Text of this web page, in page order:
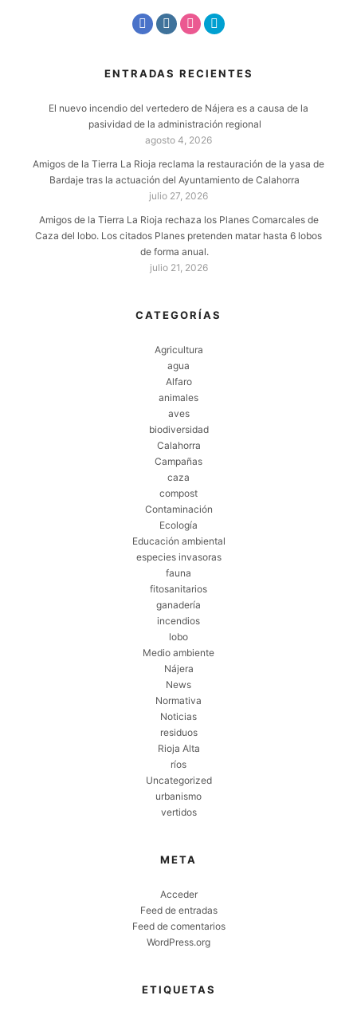
ENTRADAS RECIENTES
El nuevo incendio del vertedero de Nájera es a causa de la
pasividad de la administración regional
agosto 4, 2026
Amigos de la Tierra La Rioja reclama la restauración de la yasa de
Bardaje tras la actuación del Ayuntamiento de Calahorra
julio 27, 2026
Amigos de la Tierra La Rioja rechaza los Planes Comarcales de
Caza del lobo. Los citados Planes pretenden matar hasta 6 lobos
de forma anual.
julio 21, 2026
CATEGORÍAS
Agricultura
agua
Alfaro
animales
aves
biodiversidad
Calahorra
Campañas
caza
compost
Contaminación
Ecología
Educación ambiental
especies invasoras
fauna
fitosanitarios
ganadería
incendios
lobo
Medio ambiente
Nájera
News
Normativa
Noticias
residuos
Rioja Alta
ríos
Uncategorized
urbanismo
vertidos
META
Acceder
Feed de entradas
Feed de comentarios
WordPress.org
ETIQUETAS